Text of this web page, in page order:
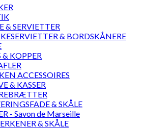
& SERVIETTER
& BORDSKÅNERE
& KOPPER
ACCESSOIRES
& KASSER
& SKÅLE
- Savon de Marseille
& SKÅLE